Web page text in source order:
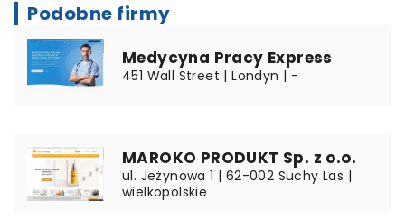
Podobne firmy
Medycyna Pracy Express
451 Wall Street | Londyn | -
MAROKO PRODUKT Sp. z o.o.
ul. Jeżynowa 1 | 62-002 Suchy Las |
wielkopolskie